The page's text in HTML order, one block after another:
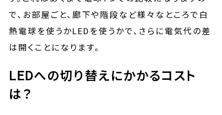
で、お部屋ごと、廊下や階段など様々なところで白
熱電球を使うかLEDを使うかで、さらに電気代の差
は開くことになります。
LEDへの切り替えにかかるコスト
は？